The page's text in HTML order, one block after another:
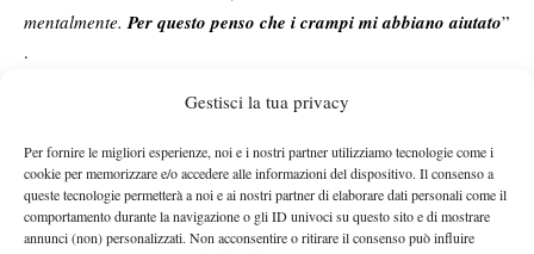
Gestisci la tua privacy
Per fornire le migliori esperienze, noi e i nostri partner utilizziamo tecnologie come i
cookie per memorizzare e/o accedere alle informazioni del dispositivo. Il consenso a
queste tecnologie permetterà a noi e ai nostri partner di elaborare dati personali come il
comportamento durante la navigazione o gli ID univoci su questo sito e di mostrare
annunci (non) personalizzati. Non acconsentire o ritirare il consenso può influire
mentalmente.Per questo penso che i crampi mi abbiano aiutato”
.
quinto set per la prima volta nel torneo: “Complimenti a Flavio e
al suo team per le due settimane incredibili, spero che presto
possa vincere uno Slam”.I due sono molto amici, si è infatti
dispiaciuto di non si era reso conto del calo fisico dell’azzurro:
“Non mi ero accorto che stesse soffrendo fisicamente. L’ho